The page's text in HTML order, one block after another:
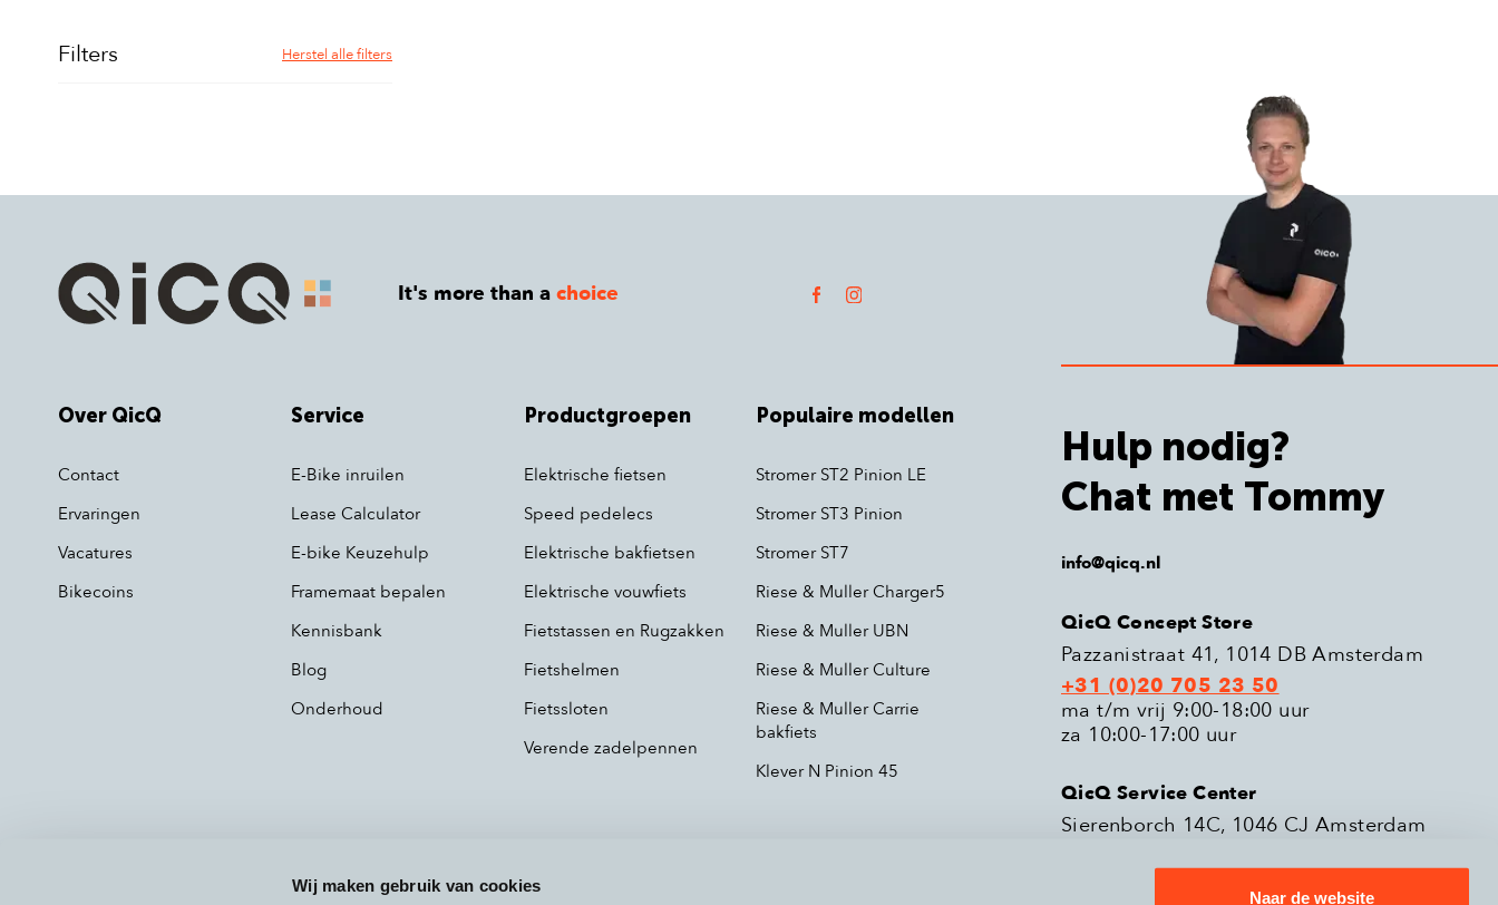
Wij maken gebruik van cookies
Naar de website
Filters Herstel alle filters
It's more than achoice
Over QicQ
Contact
Ervaringen
Vacatures
Bikecoins
Service
E-Bike inruilen
Lease Calculator
E-bike Keuzehulp
Framemaat bepalen
Kennisbank
Blog
Onderhoud
Productgroepen
Elektrische fietsen
Speed pedelecs
Elektrische bakfietsen
Elektrische vouwfiets
Fietstassen en Rugzakken
Fietshelmen
Fietssloten
Verende zadelpennen
Populaire modellen
Stromer ST2 Pinion LE
Stromer ST3 Pinion
Stromer ST7
Riese & Muller Charger5
Riese & Muller UBN
Riese & Muller Culture
Riese & Muller Carrie
bakfiets
Klever N Pinion 45
Hulp nodig?
Chat met Tommy
info@qicq.nl
QicQ Concept Store
Pazzanistraat 41, 1014 DB Amsterdam
+31 (0)20 705 23 50
ma t/m vrij 9:00-18:00 uur
za 10:00-17:00 uur
QicQ Service Center
Sierenborch 14C, 1046 CJ Amsterdam